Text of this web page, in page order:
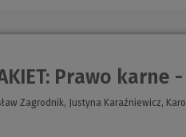
Prawo karne
Zagrodnik, Justyna Karaźniewicz,